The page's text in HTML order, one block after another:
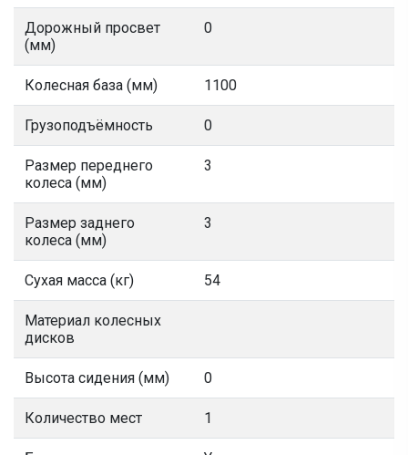
Дорожный просвет
(мм)
0
Колесная база (мм) 1100
Грузоподъёмность 0
Размер переднего
колеса (мм)
3
Размер заднего
колеса (мм)
3
Сухая масса (кг) 54
Материал колесных
дисков
Высота сидения (мм) 0
Количество мест 1